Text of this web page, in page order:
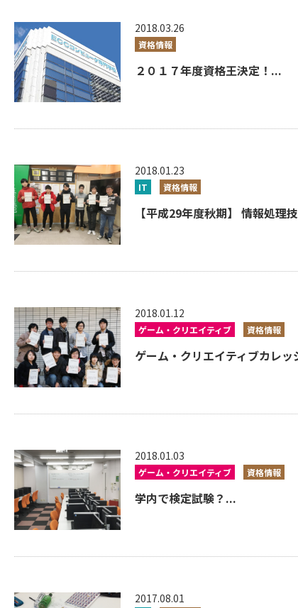
2018.03.26
資格情報
２０１７年度資格王決定！...
2018.01.23
IT 資格情報
【平成29年度秋期】 情報処理
2018.01.12
ゲーム・クリエイティブ 資格情報
ゲーム・クリエイティブカレ
2018.01.03
ゲーム・クリエイティブ 資格情報
学内で検定試験？...
2017.08.01